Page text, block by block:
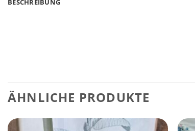
BESCHREIBUNG
ÄHNLICHE PRODUKTE